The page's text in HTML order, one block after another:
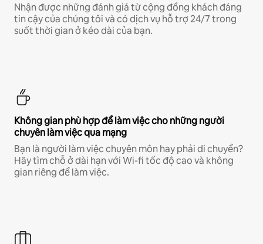
Nhận được những đánh giá từ cộng đồng khách đáng
tin cậy của chúng tôi và có dịch vụ hỗ trợ 24/7 trong
suốt thời gian ở kéo dài của bạn.
Không gian phù hợp để làm việc cho những người
chuyên làm việc qua mạng
Bạn là người làm việc chuyên môn hay phải di chuyển?
Hãy tìm chỗ ở dài hạn với Wi-fi tốc độ cao và không
gian riêng để làm việc.